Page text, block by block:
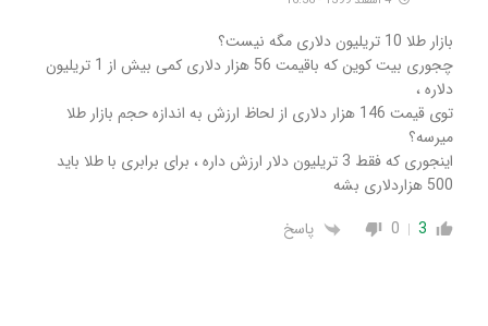
بازار طلا 10 تریلیون دلاری مگه نیست؟
چجوری بیت کوین که باقیمت 56 هزار دلاری کمی بیش از 1 تریلیون
دلاره ،
توی قیمت 146 هزار دلاری از لحاظ ارزش به اندازه حجم بازار طلا
میرسه؟
اینجوری که فقط 3 تریلیون دلار ارزش داره ، برای برابری با طلا باید
500 هزاردلاری بشه
3
0 پاسخ